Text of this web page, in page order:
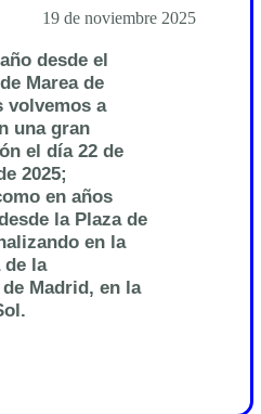
19 de noviembre 2025
desde el
Marea de
volvemos a
una gran
el día 22 de
2025;
en años
la Plaza de
en la
de la
Madrid, en la
sobre manifestación 22